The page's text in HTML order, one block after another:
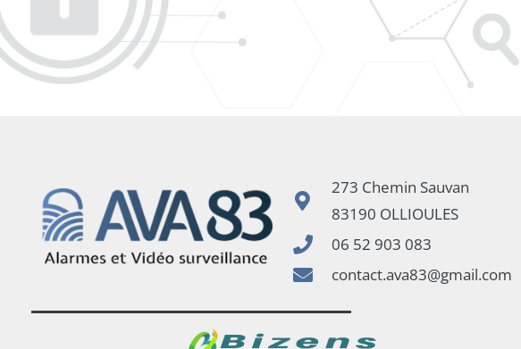
273 Chemin Sauvan
83190 OLLIOULES
06 52 903 083
contact.ava83@gmail.com